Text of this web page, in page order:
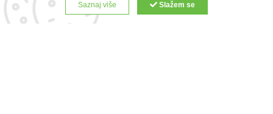
Relaksacija, lepota i zdravlje
Kalendari
Custom proizvodi
Digitalna štampa
Saznaj više Slažem se